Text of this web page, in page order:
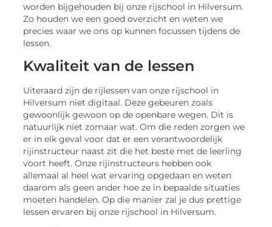
worden bijgehouden bij onze rijschool in Hilversum.
Zo houden we een goed overzicht en weten we
precies waar we ons op kunnen focussen tijdens de
lessen.
Kwaliteit van de lessen
Uiteraard zijn de rijlessen van onze rijschool in
Hilversum niet digitaal. Deze gebeuren zoals
gewoonlijk gewoon op de openbare wegen. Dit is
natuurlijk niet zomaar wat. Om die reden zorgen we
er in elk geval voor dat er een verantwoordelijk
rijinstructeur naast zit die het beste met de leerling
voort heeft. Onze rijinstructeurs hebben ook
allemaal al heel wat ervaring opgedaan en weten
daarom als geen ander hoe ze in bepaalde situaties
moeten handelen. Op die manier zal je dus prettige
lessen ervaren bij onze rijschool in Hilversum.